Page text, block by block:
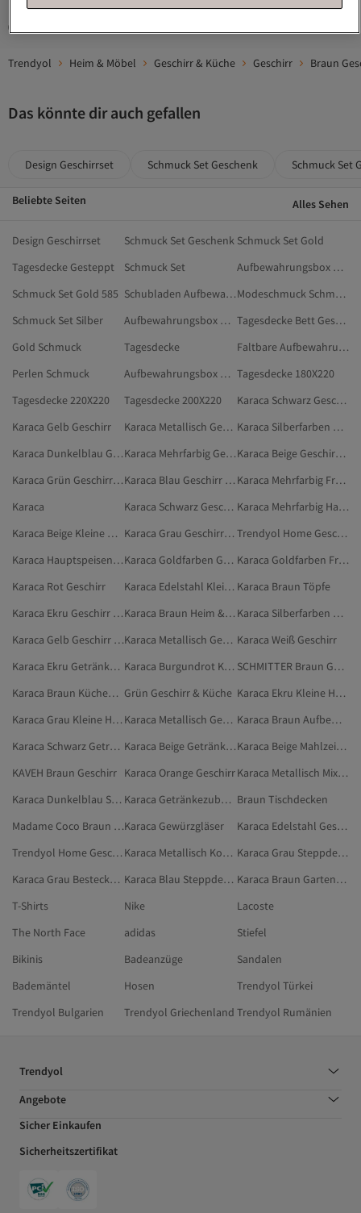
Trendyol Heim & Möbel Geschirr & Küche Geschirr Braun
Das könnte dir auch gefallen
Design Geschirrset Schmuck Set Geschenk Schmuck Set
Beliebte Seiten Alles Sehen
Design Geschirrset Schmuck Set Geschenk Schmuck Set Gold
Tagesdecke Gesteppt
Schmuck Set
Aufbewahrungsbox Küche
Schmuck Set Gold 585
Schubladen Aufbewahrungsbox
Modeschmuck Schmuck
Schmuck Set Silber
Aufbewahrungsbox Glas
Tagesdecke Bett Gesteppt
Gold Schmuck
Tagesdecke
Faltbare Aufbewahrungsbox
Perlen Schmuck
Aufbewahrungsbox Kühlschrank Tagesdecke 180X220
Tagesdecke 220X220
Tagesdecke 200X220
Karaca Schwarz Geschirr
Karaca Gelb Geschirr
Karaca Metallisch Geschirr
Karaca Silberfarben Geschirr
Karaca Dunkelblau Geschirr & Küche
Karaca Mehrfarbig Geschirr & Küche
Karaca Beige Geschirr & Küche
Karaca Grün Geschirr & Küche
Karaca Blau Geschirr & Küche
Karaca Mehrfarbig Frühstückssets
Karaca
Karaca Schwarz Geschirr & Küche
Karaca Mehrfarbig Hauptspeisenteller
Karaca Beige Kleine Haushaltsgeräte
Karaca Grau Geschirr & Küche
Trendyol Home Geschirr
Karaca Hauptspeisenteller
Karaca Goldfarben Geschirr & Küche
Karaca Goldfarben Frühstückssets
Karaca Rot Geschirr
Karaca Edelstahl Kleine Haushaltsgeräte Karaca Braun Töpfe
Karaca Ekru Geschirr & Küche
Karaca Braun Heim & Möbel
Karaca Silberfarben Geschirr & Küche
Karaca Gelb Geschirr & Küche
Karaca Metallisch Getränkezubereitung Karaca Weiß Geschirr
Karaca Ekru Getränkezubereitung
Karaca Burgundrot Kleine Haushaltsgeräte
SCHMITTER Braun Geschirr & Küche
Karaca Braun Küchenaufbewahrung & -organisation Grün Geschirr & Küche
Karaca Ekru Kleine Haushaltsgeräte
Karaca Grau Kleine Haushaltsgeräte
Karaca Metallisch Geschirr & Küche
Karaca Braun Aufbewahrungsbehälter
Karaca Schwarz Getränkezubereitung
Karaca Beige Getränkezubereitung
Karaca Beige Mahlzeitenzubereitung
KAVEH Braun Geschirr Karaca Orange Geschirr
Karaca Metallisch Mixer-Sets
Karaca Dunkelblau Steppdecken Und Quilts
Karaca Getränkezubereitung Braun Tischdecken
Madame Coco Braun GeschirrKaraca Gewürzgläser
Karaca Edelstahl Geschirr & Küche
Trendyol Home Geschirr & Küche
Karaca Metallisch Kochen
Karaca Grau Steppdecken Und Quilts
Karaca Grau Bestecksets
Karaca Blau Steppdecken Und Quilts
Karaca Braun Gartenbedarf
T-Shirts
Nike
Lacoste
The North Face
adidas
Stiefel
Bikinis
Badeanzüge
Sandalen
Bademäntel
Hosen
Trendyol Türkei
Trendyol Bulgarien
Trendyol Griechenland Trendyol Rumänien
Trendyol
Angebote
Sicher Einkaufen
Sicherheitszertifikat